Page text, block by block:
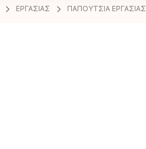
ΕΡΓΑΣΙΑΣ ΠΑΠΟΥΤΣΙΑ ΕΡΓΑΣΙΑΣ